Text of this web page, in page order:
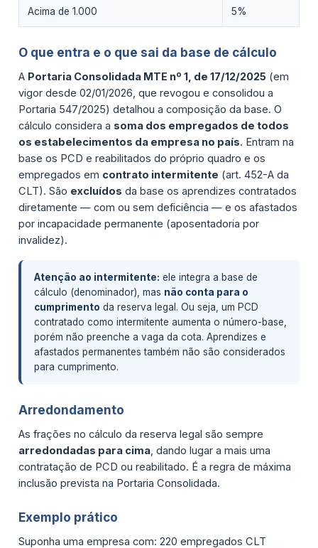
Acima de 1.000 5%
O que entra e o que sai da base de cálculo
A Portaria Consolidada MTE nº 1, de 17/12/2025 (em
vigor desde 02/01/2026, que revogou e consolidou a
Portaria 547/2025) detalhou a composição da base. O
cálculo considera a soma dos empregados de todos
os estabelecimentos da empresa no país. Entram na
base os PCD e reabilitados do próprio quadro e os
empregados em contrato intermitente (art. 452-A da
CLT). São excluídos da base os aprendizes contratados
diretamente — com ou sem deficiência — e os afastados
por incapacidade permanente (aposentadoria por
invalidez).
Atenção ao intermitente: ele integra a base de
cálculo (denominador), mas não conta para o
cumprimento da reserva legal. Ou seja, um PCD
contratado como intermitente aumenta o número-base,
porém não preenche a vaga da cota. Aprendizes e
afastados permanentes também não são considerados
para cumprimento.
Arredondamento
As frações no cálculo da reserva legal são sempre
arredondadas para cima, dando lugar a mais uma
contratação de PCD ou reabilitado. É a regra de máxima
inclusão prevista na Portaria Consolidada.
Exemplo prático
Suponha uma empresa com: 220 empregados CLT